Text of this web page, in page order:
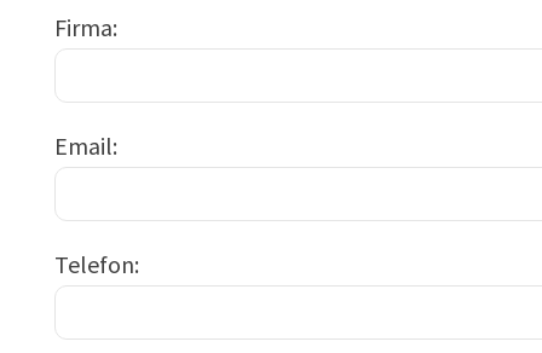
Firma
Email
Telefon